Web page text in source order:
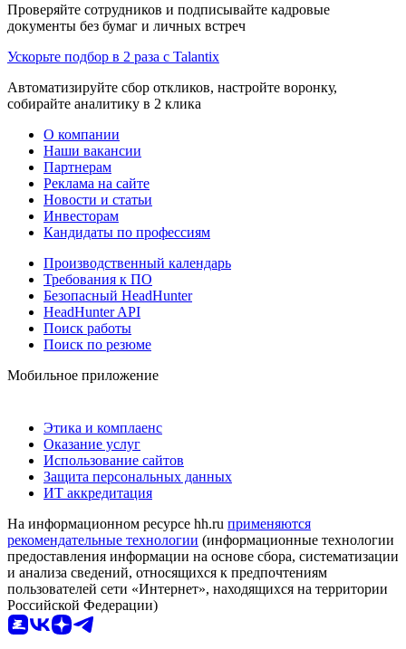
Проверяйте сотрудников и подписывайте кадровые
документы без бумаг и личных встреч
Ускорьте подбор в 2 раза с Talantix
Автоматизируйте сбор откликов, настройте воронку,
собирайте аналитику в 2 клика
О компании
Наши вакансии
Партнерам
Реклама на сайте
Новости и статьи
Инвесторам
Кандидаты по профессиям
Производственный календарь
Требования к ПО
Безопасный HeadHunter
HeadHunter API
Поиск работы
Поиск по резюме
Мобильное приложение
Этика и комплаенс
Оказание услуг
Использование сайтов
Защита персональных данных
ИТ аккредитация
На информационном ресурсе hh.ru применяются
рекомендательные технологии (информационные технологии
предоставления информации на основе сбора, систематизации
и анализа сведений, относящихся к предпочтениям
пользователей сети «Интернет», находящихся на территории
Российской Федерации)